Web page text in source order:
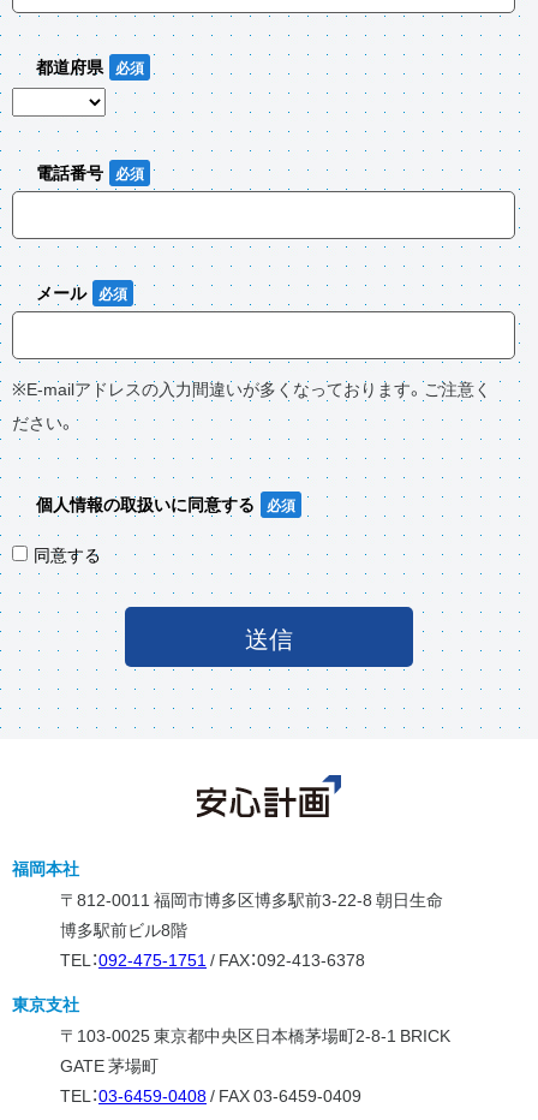
都道府県
電話番号
メール
※E-mailアドレスの入力間違いが多くなっております。ご注意く
ださい。
個人情報の取扱いに同意する
同意する
福岡本社
〒812-0011 福岡市博多区博多駅前3-22-8 朝日生命
博多駅前ビル8階
TEL：092-475-1751 / FAX：092-413-6378
東京支社
〒103-0025 東京都中央区日本橋茅場町2-8-1 BRICK
GATE 茅場町
TEL：03-6459-0408/ FAX 03-6459-0409